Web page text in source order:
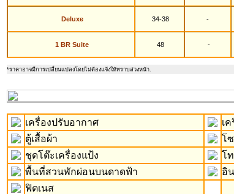
Deluxe 34-38 -
1 BR Suite 48 -
*ราคาอาจมีการเปลี่ยนแปลงโดยไม่ต้องแจ้งให้ทราบล่วงหน้า.
เครื่องปรับอากาศ เ
ตู้เสื้อผ้า
โ
ชุดโต๊ะเครื่องแป้ง
โ
พื้นที่สวนพักผ่อนบนดาดฟ้า
อิ
ฟิตเนส